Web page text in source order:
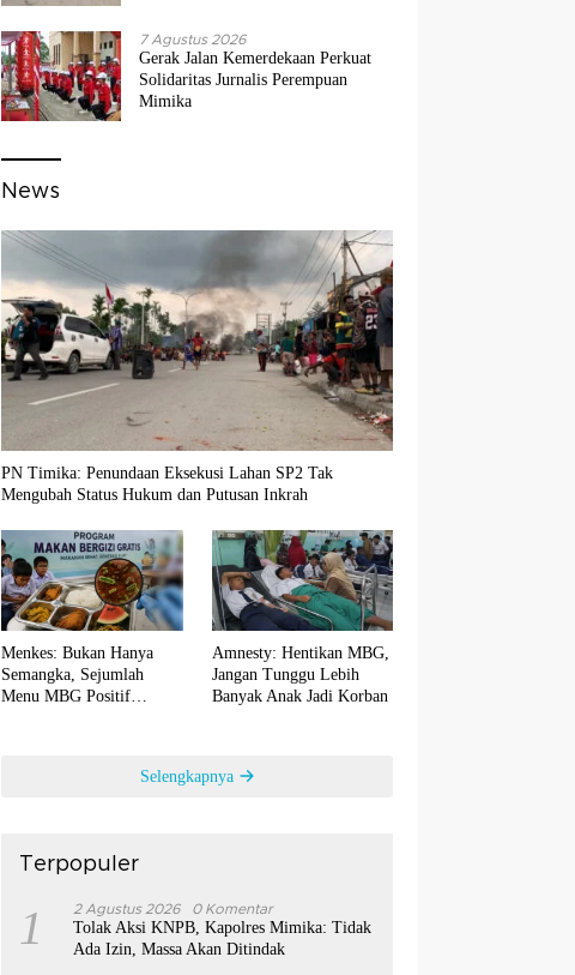
7 Agustus 2026
Gerak Jalan Kemerdekaan Perkuat
Solidaritas Jurnalis Perempuan
Mimika
News
PN Timika: Penundaan Eksekusi Lahan SP2 Tak
Mengubah Status Hukum dan Putusan Inkrah
Menkes: Bukan Hanya
Semangka, Sejumlah
Menu MBG Positif
Amnesty: Hentikan MBG,
Jangan Tunggu Lebih
Banyak Anak Jadi Korban
Selengkapnya
Terpopuler
1 2 Agustus 2026 0 Komentar
Tolak Aksi KNPB, Kapolres Mimika: Tidak
Ada Izin, Massa Akan Ditindak